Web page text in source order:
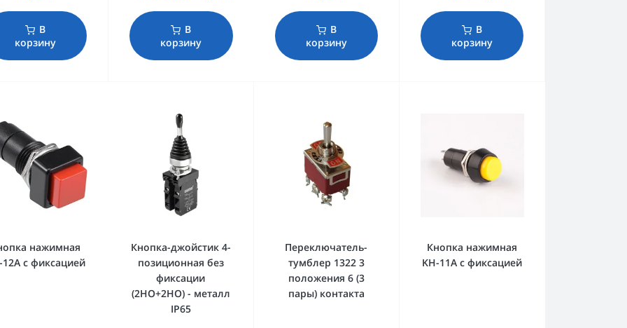
В
корзину
В
корзину
В
корзину
В
корзину
нажимная
12A с фиксацией
Кнопка-джойстик 4-
позиционная без
фиксации
(2НО+2НО) - металл
IP65
Переключатель-
тумблер 1322 3
положения 6 (3
пары) контакта
Кнопка нажимная
KH-11A с фиксацией